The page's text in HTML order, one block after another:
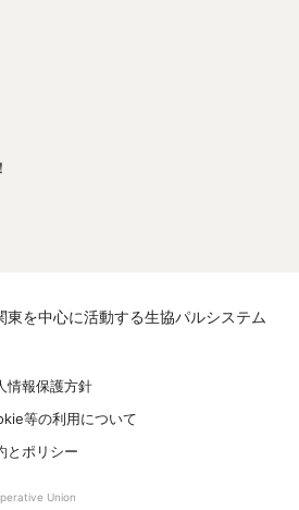
東を中心に活動する生協パルシステム
情報保護方針
等の利用について
とポリシー
Union